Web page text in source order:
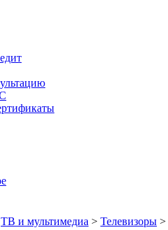
ТВ и мультимедиа > Телевизоры >